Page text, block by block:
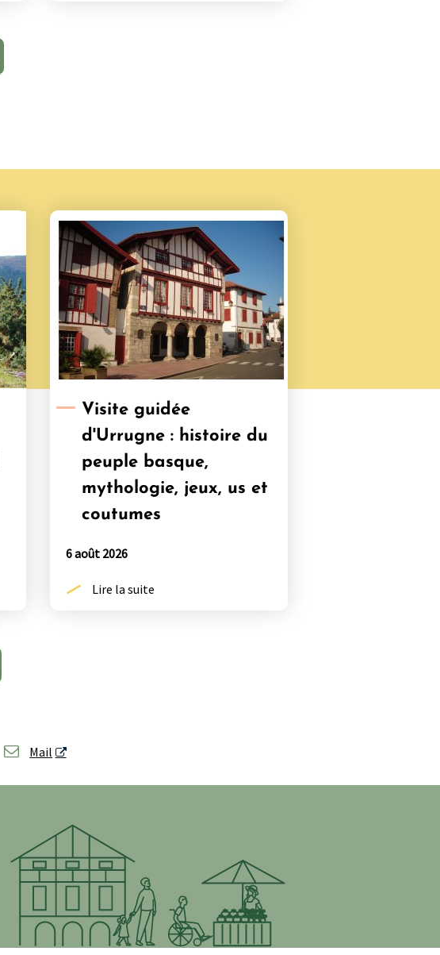
Visite guidée
d'Urrugne : histoire du
peuple basque,
mythologie, jeux, us et
coutumes
6 août 2026
Lire la suite
Mail